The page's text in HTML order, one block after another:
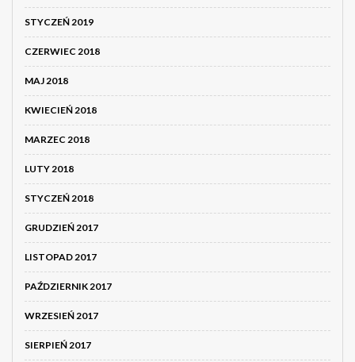
STYCZEŃ 2019
CZERWIEC 2018
MAJ 2018
KWIECIEŃ 2018
MARZEC 2018
LUTY 2018
STYCZEŃ 2018
GRUDZIEŃ 2017
LISTOPAD 2017
PAŹDZIERNIK 2017
WRZESIEŃ 2017
SIERPIEŃ 2017